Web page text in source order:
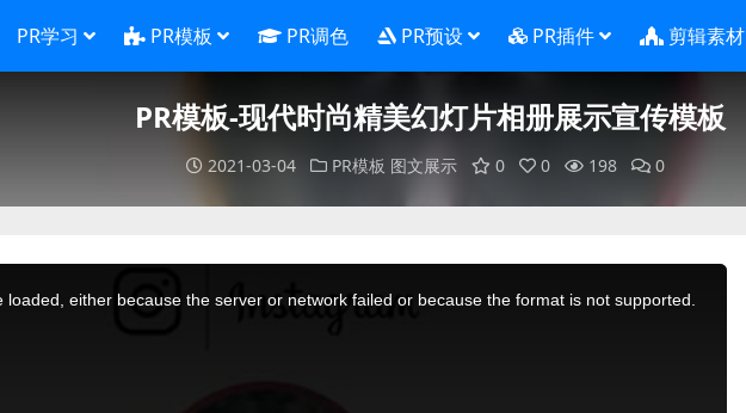
PR学习 PR模板 PR调色 PR预设 PR插件 剪辑素材
PR模板-现代时尚精美幻灯片相册展示宣传模板
2021-03-04 PR模板 图文展示 0 0 198 0
either because the server or network failed or because the format is not supported.